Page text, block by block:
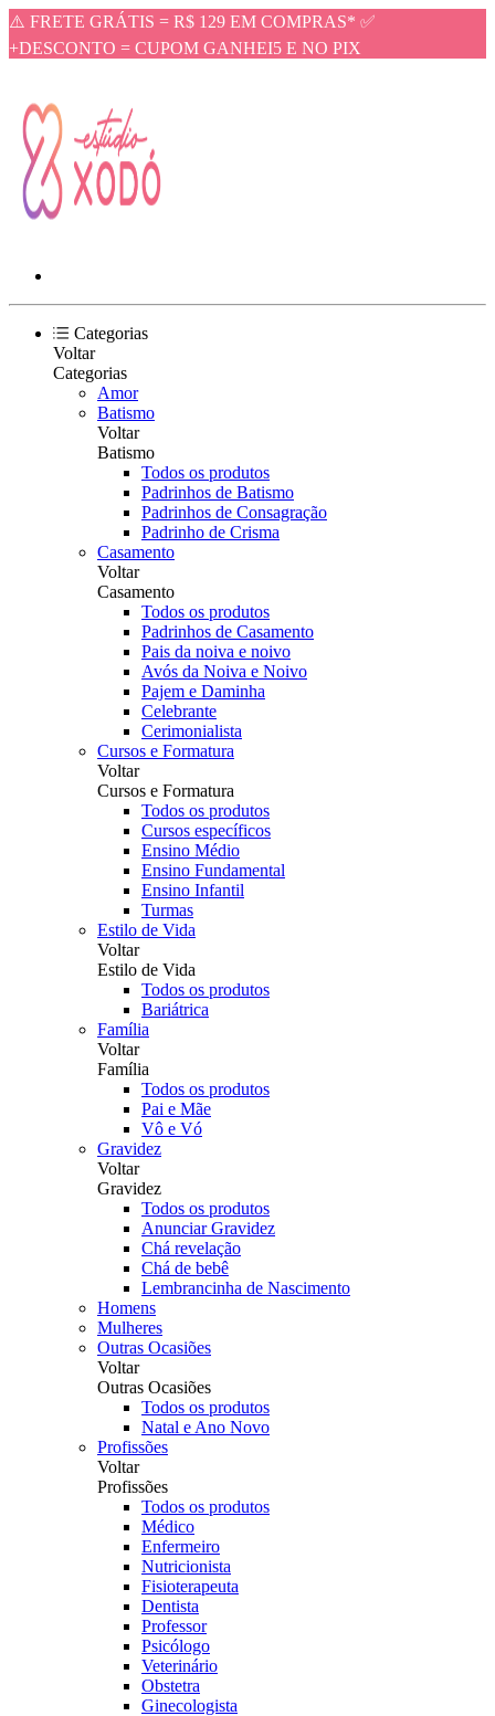
⚠️ FRETE GRÁTIS = R$ 129 EM COMPRAS* ✅
+DESCONTO = CUPOM GANHEI5 E NO PIX
Categorias
Voltar
Categorias
Amor
Batismo
Voltar
Batismo
Todos os produtos
Padrinhos de Batismo
Padrinhos de Consagração
Padrinho de Crisma
Casamento
Voltar
Casamento
Todos os produtos
Padrinhos de Casamento
Pais da noiva e noivo
Avós da Noiva e Noivo
Pajem e Daminha
Celebrante
Cerimonialista
Cursos e Formatura
Voltar
Cursos e Formatura
Todos os produtos
Cursos específicos
Ensino Médio
Ensino Fundamental
Ensino Infantil
Turmas
Estilo de Vida
Voltar
Estilo de Vida
Todos os produtos
Bariátrica
Família
Voltar
Família
Todos os produtos
Pai e Mãe
Vô e Vó
Gravidez
Voltar
Gravidez
Todos os produtos
Anunciar Gravidez
Chá revelação
Chá de bebê
Lembrancinha de Nascimento
Homens
Mulheres
Outras Ocasiões
Voltar
Outras Ocasiões
Todos os produtos
Natal e Ano Novo
Profissões
Voltar
Profissões
Todos os produtos
Médico
Enfermeiro
Nutricionista
Fisioterapeuta
Dentista
Professor
Psicólogo
Veterinário
Obstetra
Ginecologista